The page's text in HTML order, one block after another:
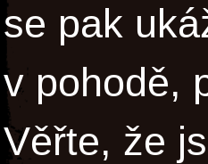
se pak
v pohodě,
Věřte, že